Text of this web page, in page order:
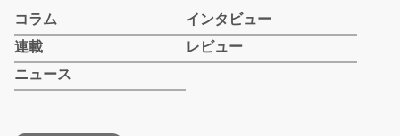
コラム
インタビュー
連載
レビュー
ニュース